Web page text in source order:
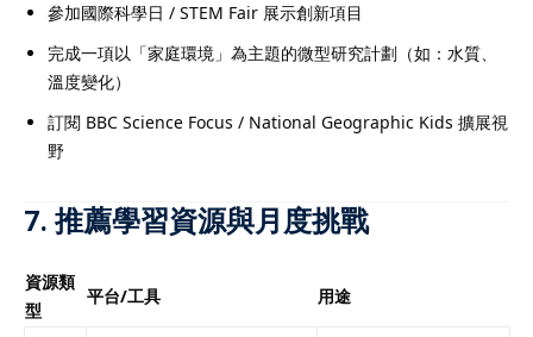
參加國際科學日 / STEM Fair 展示創新項目
完成一項以「家庭環境」為主題的微型研究計劃（如：水質、
溫度變化）
訂閱 BBC Science Focus / National Geographic Kids 擴展視
野
7. 推薦學習資源與月度挑戰
資源類
型
平台/工具 用途